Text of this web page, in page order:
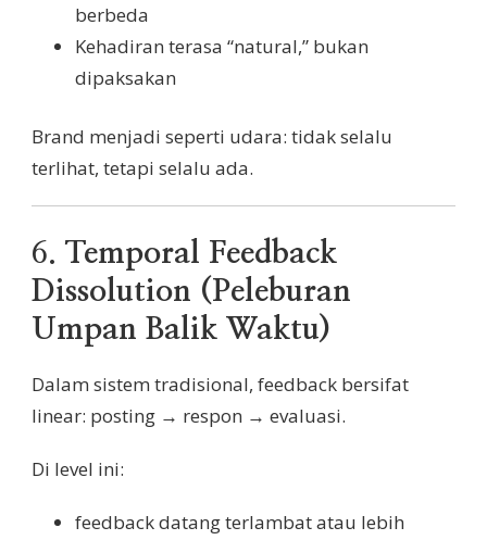
berbeda
Kehadiran terasa “natural,” bukan
dipaksakan
Brand menjadi seperti udara: tidak selalu
terlihat, tetapi selalu ada.
6.Temporal Feedback
Dissolution (Peleburan
Umpan Balik Waktu)
Dalam sistem tradisional, feedback bersifat
linear: posting → respon → evaluasi.
Di level ini:
feedback datang terlambat atau lebih